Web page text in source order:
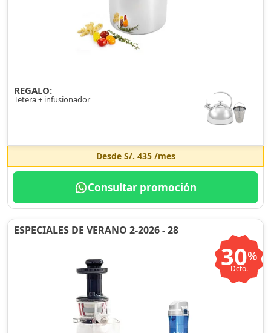
REGALO:
Tetera + infusionador
Desde S/. 435/mes
Consultar promoción
ESPECIALES DE VERANO 2-2026 - 28
30%
Dcto.